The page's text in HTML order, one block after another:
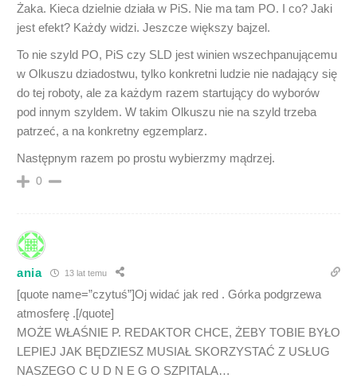
Żaka. Kieca dzielnie działa w PiS. Nie ma tam PO. I co? Jaki
jest efekt? Każdy widzi. Jeszcze większy bajzel.
To nie szyld PO, PiS czy SLD jest winien wszechpanującemu
w Olkuszu dziadostwu, tylko konkretni ludzie nie nadający się
do tej roboty, ale za każdym razem startujący do wyborów
pod innym szyldem. W takim Olkuszu nie na szyld trzeba
patrzeć, a na konkretny egzemplarz.
Następnym razem po prostu wybierzmy mądrzej.
0
ania 13 lat temu
[quote name=”czytuś”]Oj widać jak red . Górka podgrzewa
atmosferę .[/quote]
MOŻE WŁAŚNIE P. REDAKTOR CHCE, ŻEBY TOBIE BYŁO
LEPIEJ JAK BĘDZIESZ MUSIAŁ SKORZYSTAĆ Z USŁUG
NASZEGO C U D N E G O SZPITALA…